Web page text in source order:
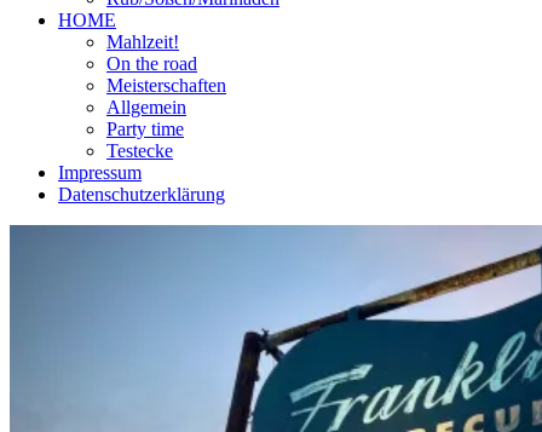
HOME
Mahlzeit!
On the road
Meisterschaften
Allgemein
Party time
Testecke
Impressum
Datenschutzerklärung